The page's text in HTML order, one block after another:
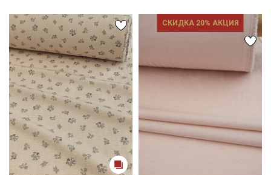
СКИДКА 20% АКЦИЯ
промокоды и скидки до 30% на узкие
категории тканей
Электронная почта
Подписаться
Ознакомлен(а) сПолитикой обработки персональных
данных и даюСогласие на обработку персональных
данных